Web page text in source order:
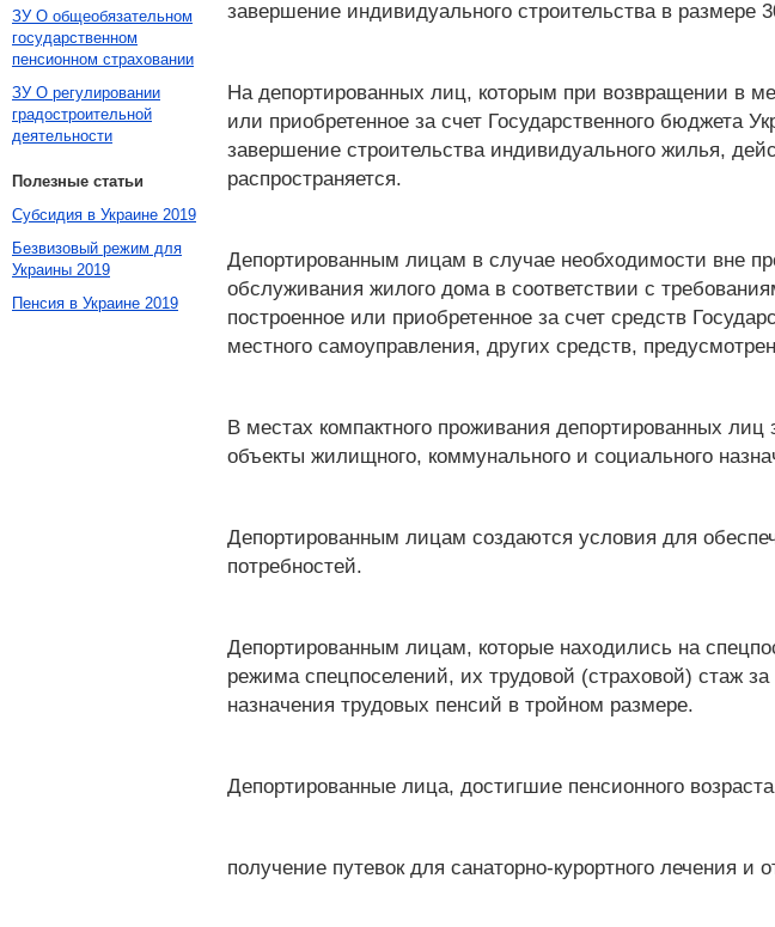
завершение индивидуального строительства в
На депортированных лиц, которым при возвращении в
или приобретенное за счет Государственного
завершение строительства индивидуального жилья,
распространяется.
Депортированным лицам в случае необходимости вне
обслуживания жилого дома в соответствии с
построенное или приобретенное за счет средств
местного самоуправления, других средств,
В местах компактного проживания депортированных
объекты жилищного, коммунального и социального
Депортированным лицам создаются условия для
потребностей.
Депортированным лицам, которые находились на
режима спецпоселений, их трудовой (страховой) стаж
назначения трудовых пенсий в тройном размере.
Депортированные лица, достигшие пенсионного
получение путевок для санаторно-курортного лечения и
ЗУ О общеобязательном
государственном
пенсионном страховании
ЗУ О регулировании
градостроительной
деятельности
Полезные статьи
Субсидия в Украине 2019
Безвизовый режим для
Украины 2019
Пенсия в Украине 2019